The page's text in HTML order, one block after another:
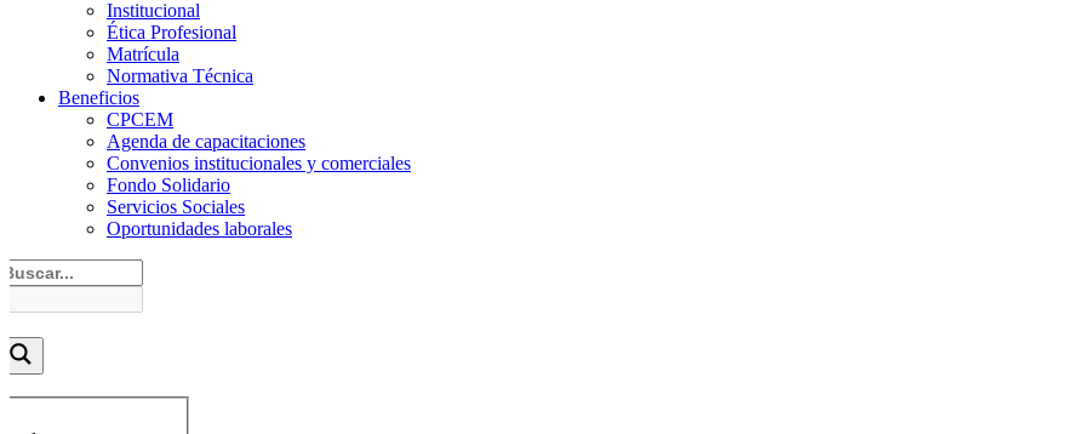
Institucional
Ética Profesional
Matrícula
Normativa Técnica
Beneficios
CPCEM
Agenda de capacitaciones
Convenios institucionales y comerciales
Fondo Solidario
Servicios Sociales
Oportunidades laborales